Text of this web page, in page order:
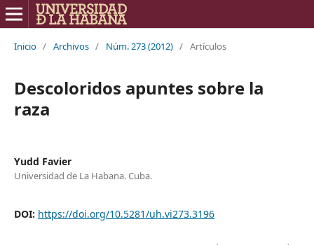
Inicio / Archivos / Núm. 273 (2012) / Artículos
Descoloridos apuntes sobre la
raza
Yudd Favier
Universidad de La Habana. Cuba.
DOI: https://doi.org/10.5281/uh.vi273.3196